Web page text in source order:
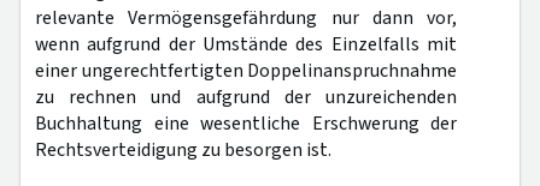
relevante Vermögensgefährdung nur dann vor,
wenn aufgrund der Umstände des Einzelfalls mit
einer ungerechtfertigten Doppelinanspruchnahme
zu rechnen und aufgrund der unzureichenden
Buchhaltung eine wesentliche Erschwerung der
Rechtsverteidigung zu besorgen ist.